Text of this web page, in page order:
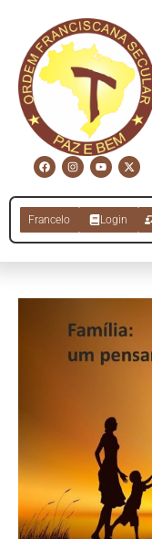
Francelo Login